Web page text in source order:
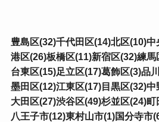
豊島区(32)千代田区(14)北区(10)中
港区(26)板橋区(11)新宿区(32)練馬
台東区(15)足立区(17)葛飾区(3)品
墨田区(12)江東区(17)目黒区(32)中
大田区(27)渋谷区(49)杉並区(24)町
八王子市(12)東村山市(1)国分寺市